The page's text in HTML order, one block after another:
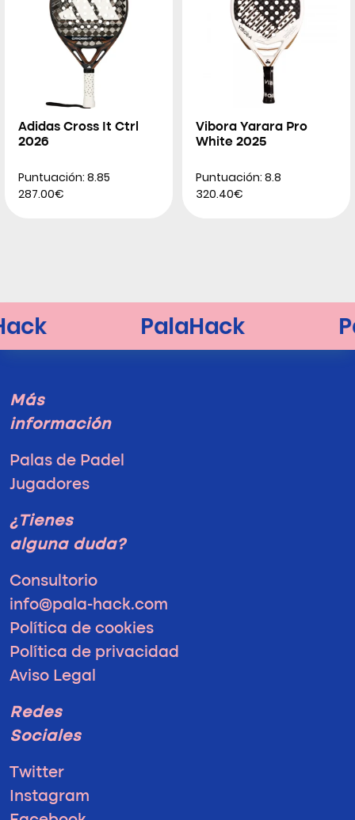
Adidas Cross It Ctrl
2026
Puntuación: 8.85
287.00€
Vibora Yarara Pro
White 2025
Puntuación: 8.8
320.40€
Más
información
Palas de Padel
Jugadores
¿Tienes
alguna duda?
Consultorio
info@pala-hack.com
Política de cookies
Política de privacidad
Aviso Legal
Redes
Sociales
Twitter
Instagram